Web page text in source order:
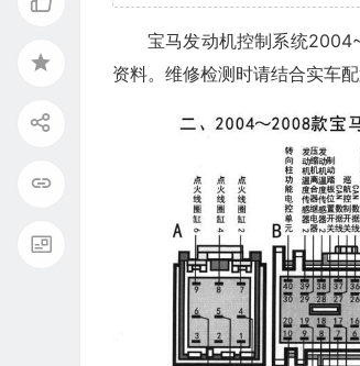
宝马发动机控制系统
资料。维修检测时请结合实车